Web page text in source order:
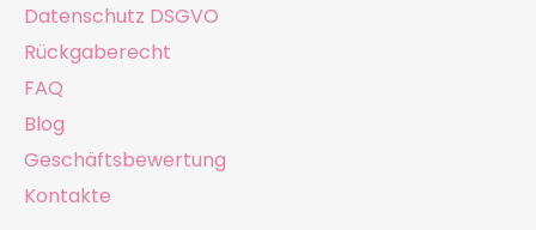
Datenschutz DSGVO
Rückgaberecht
FAQ
Blog
Geschäftsbewertung
Kontakte